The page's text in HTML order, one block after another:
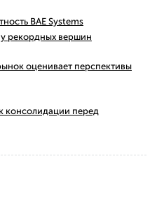
BAE Systems
рекордных вершин
оценивает перспективы
консолидации перед